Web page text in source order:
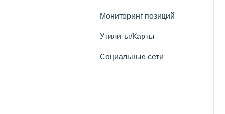
кроссовок
Тестирование
Мониторинг позиций
Утилиты/Карты
Социальные сети